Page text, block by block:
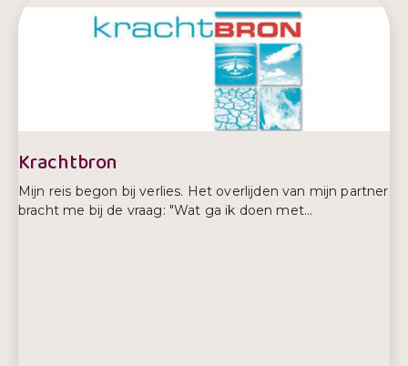
Krachtbron
Mijn reis begon bij verlies. Het overlijden van mijn partner
bracht me bij de vraag: "Wat ga ik doen met...